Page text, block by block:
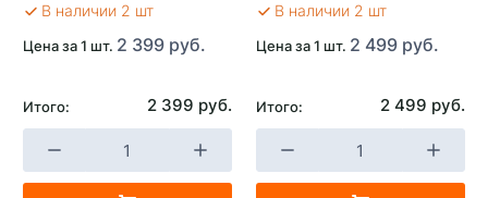
В наличии 2 шт
Цена за 1 шт. 2 399 руб.
Итого: 2 399 руб.
В наличии 2 шт
Цена за 1 шт. 2 499 руб.
Итого: 2 499 руб.